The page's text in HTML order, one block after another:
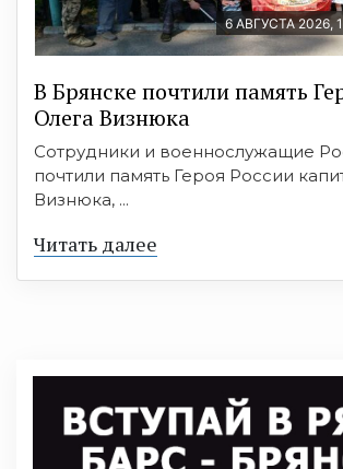
6 АВГУСТА 2026,
В Брянске почтили память
Олега Визнюка
Сотрудники и военнослужащие
почтили память Героя России
Визнюка, ...
Читать далее